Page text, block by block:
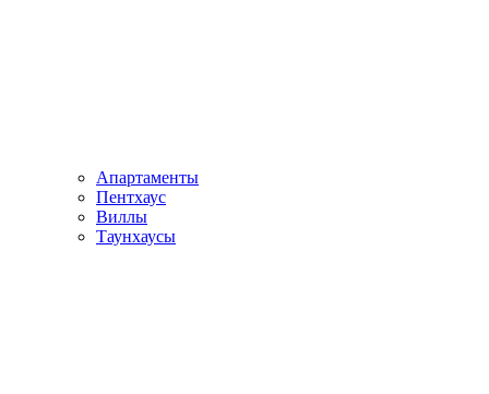
Апартаменты
Пентхаус
Виллы
Таунхаусы